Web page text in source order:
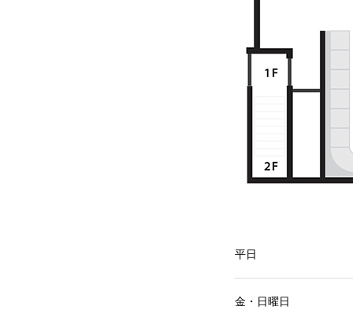
平日
金・日曜日